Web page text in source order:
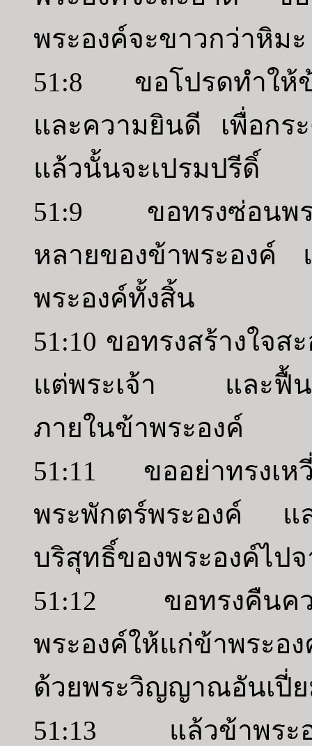
พระองค์จะขาวกว่าหิมะ
51:8 ขอโปรดทำให้ข้
และความยินดี เพื่อกร
แล้วนั้นจะเปรมปรีดิ์
51:9 ขอทรงซ่อนพระ
หลายของข้าพระองค์
พระองค์ทั้งสิ้น
51:10 ขอทรงสร้างใจ
แต่พระเจ้า และฟื้น
ภายในข้าพระองค์
51:11 ขออย่าทรงเหวี่
พระพักตร์พระองค์ แ
บริสุทธิ์ของพระองค์ไป
51:12 ขอทรงคืนคว
พระองค์ให้แก่ข้าพระอ
ด้วยพระวิญญาณอันเปี่
51:13 แล้วข้าพระอง